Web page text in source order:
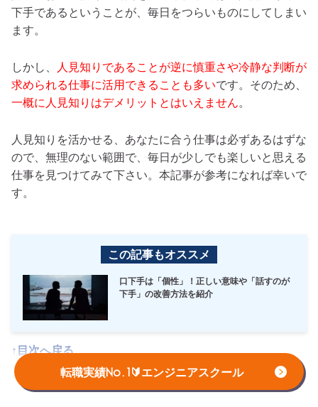
転職実績No.1🔰エンジニアスクール
下手であるということが、毎日をつらいものにしてしまい
ます。
しかし、
人見知りであることが逆に慎重さや冷静な判断が
求められる仕事に活用できることも多いです。そのため、
一概に人見知りはデメリットとはいえません。
人見知りを活かせる、あなたに合う仕事は必ずあるはずな
ので、無理のない範囲で、毎日が少しでも楽しいと思える
仕事を見つけてみて下さい。本記事が参考になれば幸いで
す。
この記事もオススメ
口下手は「個性」！正しい意味や「話すのが
下手」の改善方法を紹介
↑目次へ戻る
はじめての転職、何から始めればい